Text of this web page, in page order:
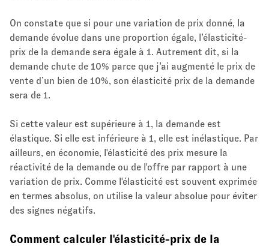
On constate que si pour une variation de prix donné, la
demande évolue dans une proportion égale, l’élasticité-
prix de la demande sera égale à 1. Autrement dit, si la
demande chute de 10% parce que j’ai augmenté le prix de
vente d’un bien de 10%, son élasticité prix de la demande
sera de 1.
Si cette valeur est supérieure à 1, la demande est
élastique. Si elle est inférieure à 1, elle est inélastique. Par
ailleurs, en économie, l'élasticité des prix mesure la
réactivité de la demande ou de l'offre par rapport à une
variation de prix. Comme l'élasticité est souvent exprimée
en termes absolus, on utilise la valeur absolue pour éviter
des signes négatifs.
Comment calculer l'élasticité-prix de la